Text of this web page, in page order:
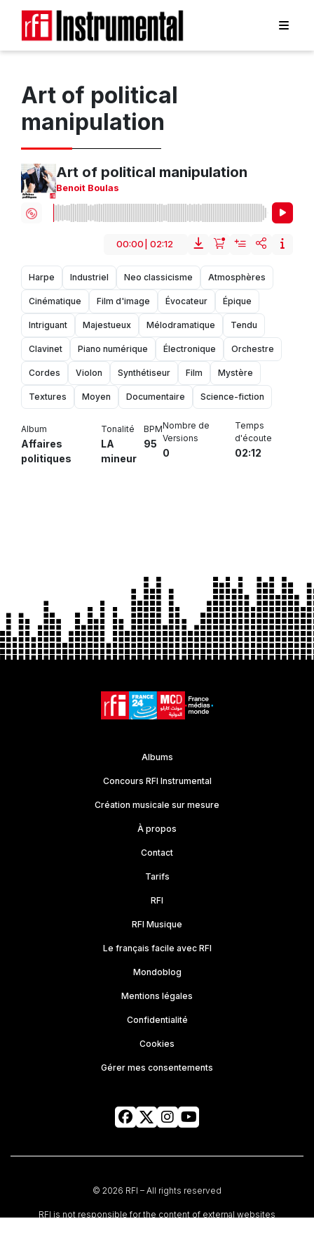
Art of political
manipulation
Art of political manipulation
Benoit Boulas
00:00 02:12
Harpe Industriel Neo classicisme Atmosphères
Cinématique Film d'image Évocateur Épique
Intriguant Majestueux Mélodramatique Tendu
Clavinet Piano numérique Électronique Orchestre
Cordes Violon Synthétiseur Film Mystère
Textures Moyen Documentaire Science-fiction
Album
Affaires
politiques
Tonalité
LA
mineur
BPM
95
Nombre de
Versions
0
Temps
d'écoute
02:12
Albums
Concours RFI Instrumental
Création musicale sur mesure
À propos
Contact
Tarifs
RFI
RFI Musique
Le français facile avec RFI
Mondoblog
Mentions légales
Confidentialité
Cookies
Gérer mes consentements
© 2026 RFI – All rights reserved
RFI is not responsible for the content of external websites